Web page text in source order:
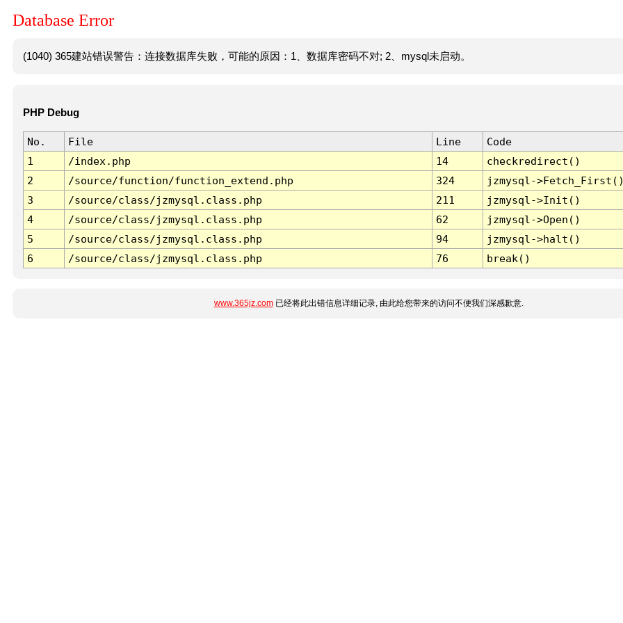
Database Error
(1040) 365建站错误警告：连接数据库失败，可能的原因：1、数据库密码不对; 2、mysql未启动。
PHP Debug
No. File Line
Code
1
/index.php 14
checkredirect()
2
/source/function/function_extend.php 324
jzmysql-
3
/source/class/jzmysql.class.php 211
jzmysql->Init()
4
/source/class/jzmysql.class.php 62
jzmysql->Open()
5
/source/class/jzmysql.class.php 94
jzmysql->halt()
6
/source/class/jzmysql.class.php 76 break()
www.365jz.com已经将此出错信息详细记录, 由此给您带来的访问不便我们深感歉意.